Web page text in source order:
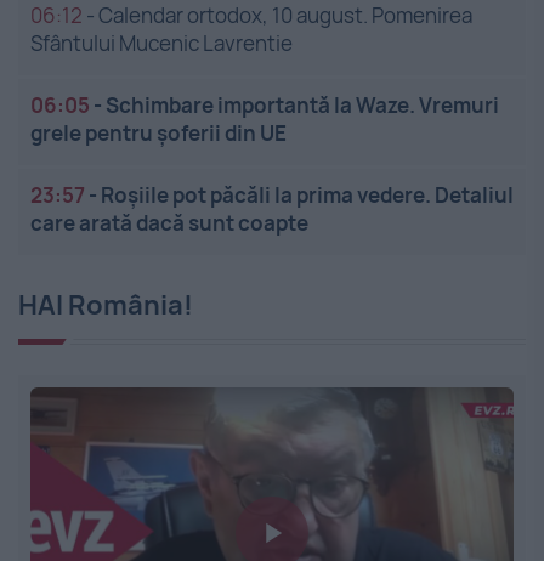
06:12 -Calendar ortodox, 10 august. Pomenirea
Sfântului Mucenic Lavrentie
06:05 - Schimbare importantă la Waze. Vremuri
grele pentru șoferii din UE
23:57 - Roșiile pot păcăli la prima vedere. Detaliul
care arată dacă sunt coapte
HAI România!